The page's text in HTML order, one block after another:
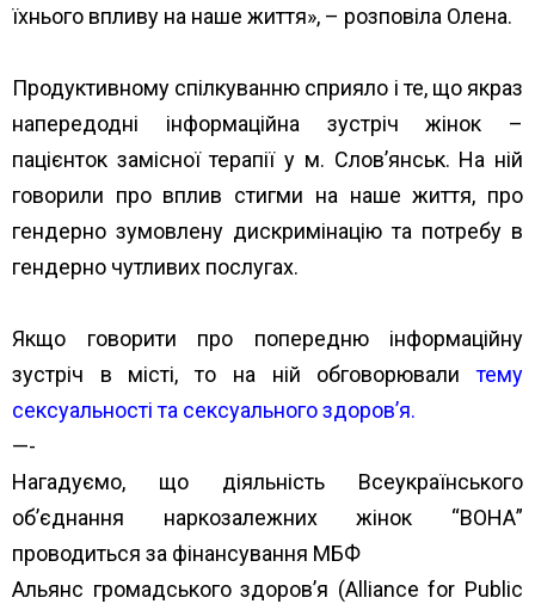
їхнього впливу на наше життя», – розповіла Олена.
Продуктивному спілкуванню сприяло і те, що якраз
напередодні інформаційна зустріч жінок –
пацієнток замісної терапії у м. Слов’янськ. На ній
говорили про вплив стигми на наше життя, про
гендерно зумовлену дискримінацію та потребу в
гендерно чутливих послугах.
Якщо говорити про попередню інформаційну
зустріч в місті, то на ній обговорювалитему
сексуальності та сексуального здоров’я.
—-
Нагадуємо, що діяльність Всеукраїнського
об’єднання наркозалежних жінок “ВОНА”
проводиться за фінансування МБФ
Альянс громадського здоров’я (Alliance for Public